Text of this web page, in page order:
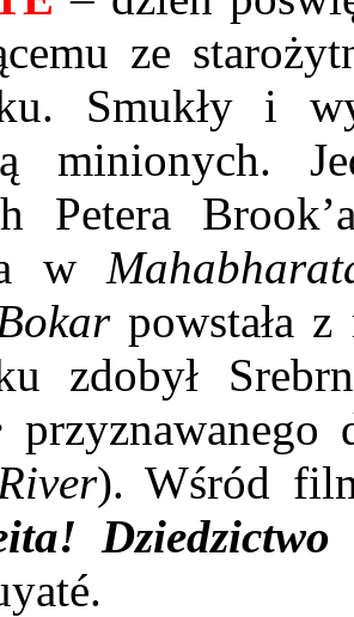
ze
Smukły i
minionych.
Petera
w
powstała
zdobył
). Wśród